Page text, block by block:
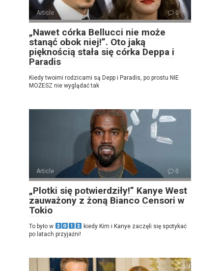
Article 0
„Nawet córka Bellucci nie może
stanąć obok niej!”. Oto jaką
pięknością stała się córka Deppa i
Paradis
Kiedy twoimi rodzicami są Depp i Paradis, po prostu NIE
MOŻESZ nie wyglądać tak
Article 0
„Plotki się potwierdziły!” Kanye West
zauważony z żoną Bianco Censori w
Tokio
To było w
kiedy Kim i Kanye zaczęli się spotykać
po latach przyjaźni!